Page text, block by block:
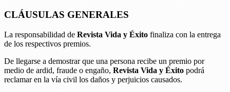
CLÁUSULAS GENERALES
La responsabilidad de Revista Vida y Éxito finaliza con la entrega
de los respectivos premios.
De llegarse a demostrar que una persona recibe un premio por
medio de ardid, fraude o engaño, Revista Vida y Éxito podrá
reclamar en la vía civil los daños y perjuicios causados.